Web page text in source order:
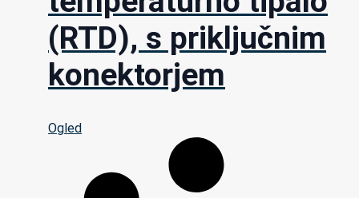
(RTD), s priključnim
konektorjem
Ogled